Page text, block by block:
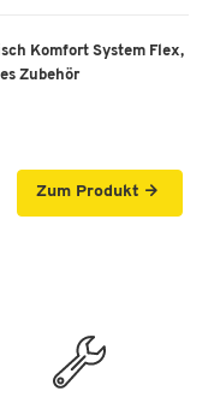
Komfort System Flex,
Zubehör
Zum Produkt